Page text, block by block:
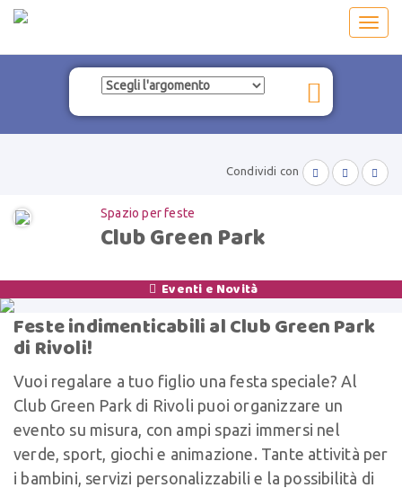
Condividi con   
Spazio per feste
Club Green Park
 Eventi e Novità
Feste indimenticabili al Club Green Park
di Rivoli!
Vuoi regalare a tuo figlio una festa speciale? Al
Club Green Park di Rivoli puoi organizzare un
evento su misura, con ampi spazi immersi nel
verde, sport, giochi e animazione. Tante attività per
i bambini, servizi personalizzabili e la possibilità di